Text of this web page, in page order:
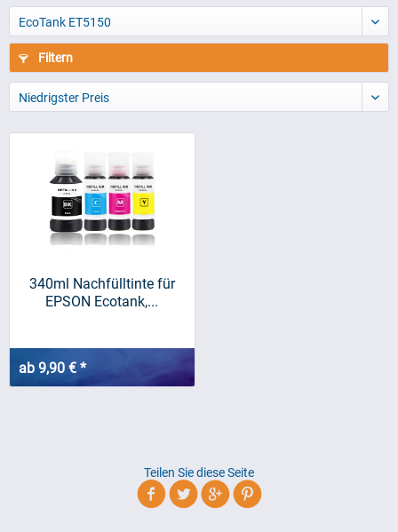
EcoTank ET5150
Filtern
Niedrigster Preis
340ml Nachfülltinte für
EPSON Ecotank,...
ab 9,90 € *
Teilen Sie diese Seite